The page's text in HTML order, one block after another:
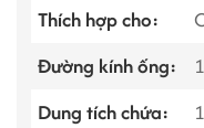
Thích hợp cho:
Đường kính ống:
Dung tích chứa: